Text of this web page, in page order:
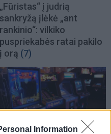
Information
„Fūristas“ į judrią
sankryžą įlėkė „ant
rankinio“: vilkiko
puspriekabės ratai pakilo
į orą (7)